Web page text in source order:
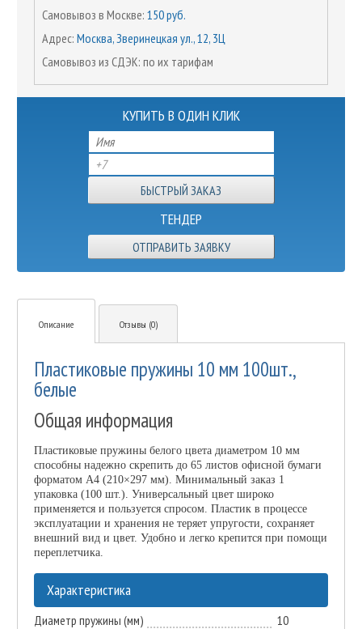
Самовывоз в Москве: 150 руб.
Адрес: Москва, Зверинецкая ул., 12, 3Ц
Самовывоз из СДЭК: по их тарифам
КУПИТЬ В ОДИН КЛИК
ТЕНДЕР
ОТПРАВИТЬ ЗАЯВКУ
Описание Отзывы (0)
Пластиковые пружины 10 мм 100шт.,
белые
Общая информация
Пластиковые пружины белого цвета диаметром 10 мм
способны надежно скрепить до 65 листов офисной бумаги
форматом А4 (210×297 мм). Минимальный заказ 1
упаковка (100 шт.). Универсальный цвет широко
применяется и пользуется спросом. Пластик в процессе
эксплуатации и хранения не теряет упругости, сохраняет
внешний вид и цвет. Удобно и легко крепится при помощи
переплетчика.
Характеристика
Диаметр пружины (мм)
10